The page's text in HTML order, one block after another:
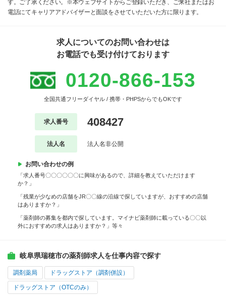
す。ご了承ください。※本ウェブサイトからご登録いただき、ご来社またはお
電話にてキャリアアドバイザーと面談をさせていただいた方に限ります。
求人についてのお問い合わせは
お電話でも受け付けております
0120-866-153
全国共通フリーダイヤル / 携帯・PHPSからでもOKです
求人番号 408427
法人名 法人名非公開
お問い合わせの例
「求人番号〇〇〇〇〇〇に興味があるので、詳細を教えていただけます
か？」
「残業が少なめの店舗をJR〇〇線の沿線で探していますが、おすすめの店舗
はありますか？」
「薬剤師の募集を都内で探しています。マイナビ薬剤師に載っている〇〇以
外におすすめの求人はありますか？」等々
岐阜県瑞穂市の薬剤師求人を仕事内容で探す
調剤薬局 ドラッグストア（調剤併設）
ドラッグストア（OTCのみ）